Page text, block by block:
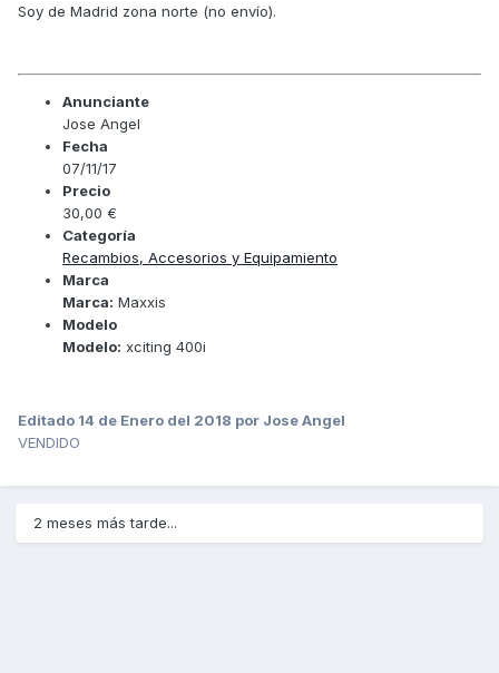
Soy de Madrid zona norte (no envío).
Anunciante
Jose Angel
Fecha
07/11/17
Precio
30,00 €
Categoría
Recambios, Accesorios y Equipamiento
Marca
Marca: Maxxis
Modelo
Modelo: xciting 400i
Editado 14 de Enero del 2018 por Jose Angel
VENDIDO
2 meses más tarde...